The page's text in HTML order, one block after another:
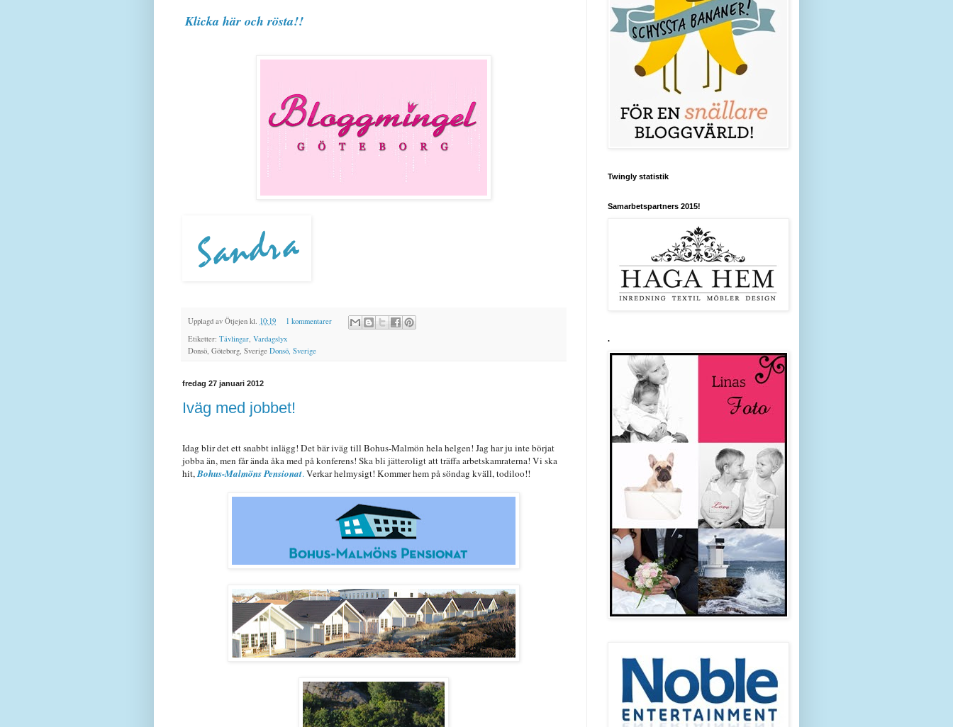
Klicka här och rösta!!
Upplagd av Ötjejen kl. 10:19
1 kommentarer
Etiketter: Tävlingar Vardagslyx
Donsö, Göteborg, Sverige Donsö, Sverige
fredag 27 januari 2012
Iväg med jobbet!
Idag blir det ett snabbt inlägg! Det bär iväg till Bohus-Malmön hela helgen! Jag har ju inte börjat
jobba än, men får ända åka med på konferens! Ska bli jätteroligt att träffa arbetskamraterna! Vi ska
hit,Bohus-Malmöns Pensionat.Verkar helmysigt! Kommer hem på söndag kväll, todiloo!!
Twingly statistik
Samarbetspartners 2015!
.